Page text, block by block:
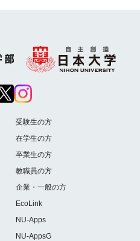
受験生の方
在学生の方
卒業生の方
教職員の方
企業・一般の方
EcoLink
NU-Apps
NU-AppsG